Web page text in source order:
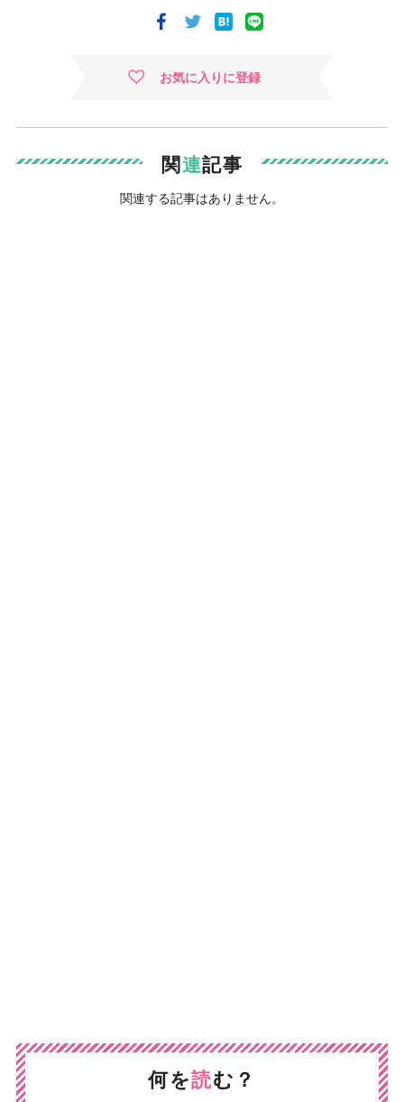
お気に入りに登録
関連記事
関連する記事はありません。
何を読む？